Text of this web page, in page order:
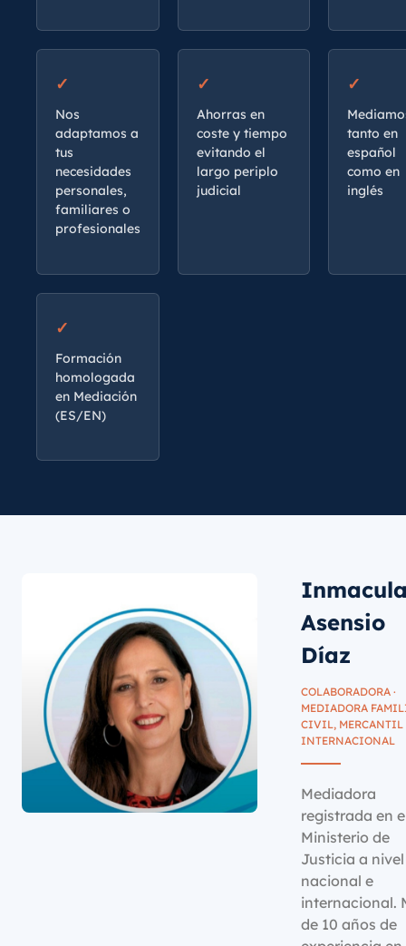
Nos
adaptamos a
tus
necesidades
personales,
familiares o
profesionales
Ahorras en
coste y tiempo
evitando el
largo periplo
judicial
tanto en
español
como en
inglés
Formación
homologada
en Mediación
(ES/EN)
Asensio
Díaz
COLABORADORA ·
MEDIADORA
CIVIL, MERCANTIL
INTERNACIONAL
Mediadora
registrada en
Ministerio de
Justicia a nivel
nacional e
internacional.
de 10 años de